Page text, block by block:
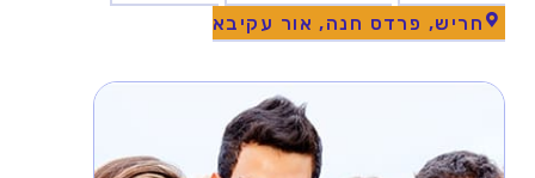
חריש, פרדס חנה, אור עקיבא